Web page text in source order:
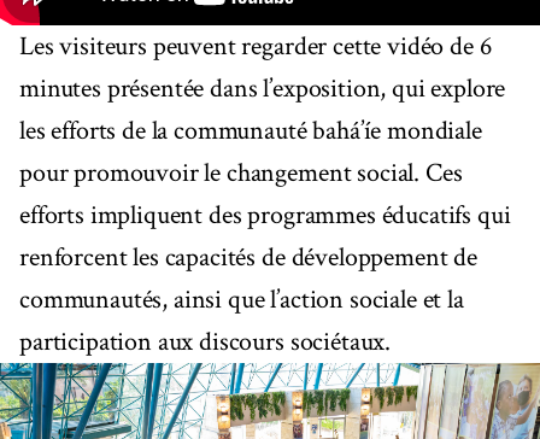
Les visiteurs peuvent regarder cette vidéo de 6
minutes présentée dans l’exposition, qui explore
les efforts de la communauté bahá’íe mondiale
pour promouvoir le changement social. Ces
efforts impliquent des programmes éducatifs qui
renforcent les capacités de développement de
communautés, ainsi que l’action sociale et la
participation aux discours sociétaux.